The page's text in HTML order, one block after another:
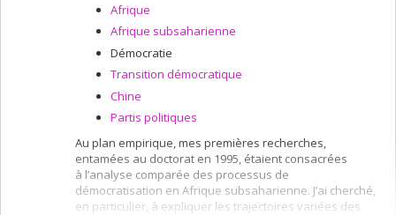
Afrique
Afrique subsaharienne
Démocratie
Transition démocratique
Chine
Partis politiques
Au plan empirique, mes premières recherches,
entamées au doctorat en 1995, étaient consacrées
à l’analyse comparée des processus de
démocratisation en Afrique subsaharienne. J’ai cherché,
en particulier, à expliquer les trajectoires variées des